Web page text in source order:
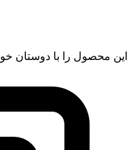
این محصول را با دوستان